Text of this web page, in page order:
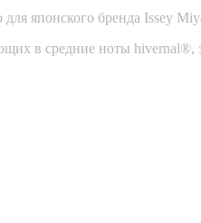
японского бренда Issey
в средние ноты hivernal®,